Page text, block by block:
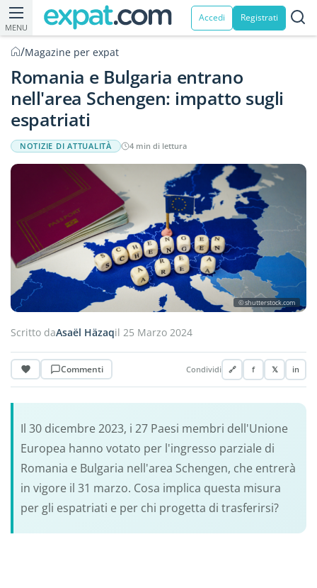
MENU
Accedi Registrati
/Magazine per expat
Romania e Bulgaria entrano
nell'area Schengen: impatto sugli
espatriati
NOTIZIE DI ATTUALITÀ 4 min di lettura
© shutterstock.com
Scritto daAsaël Häzaqil 25 Marzo 2024
Commenti Condividi 🔗 f 𝕏 in
Il 30 dicembre 2023, i 27 Paesi membri dell'Unione
Europea hanno votato per l'ingresso parziale di
Romania e Bulgaria nell'area Schengen, che entrerà
in vigore il 31 marzo. Cosa implica questa misura
per gli espatriati e per chi progetta di trasferirsi?